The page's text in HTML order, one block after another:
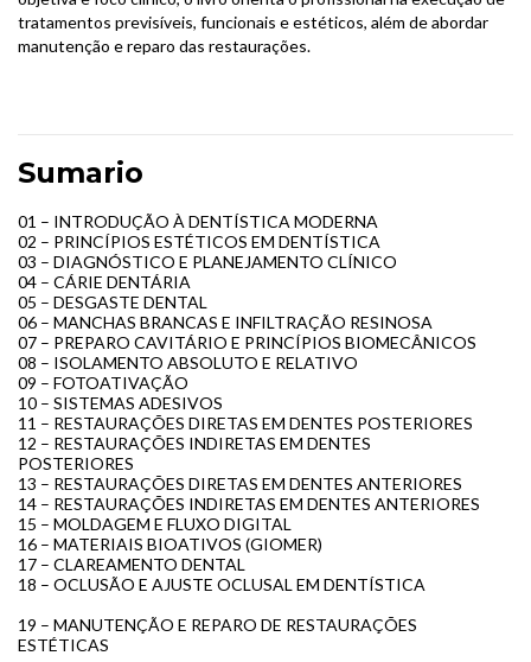
tratamentos previsíveis, funcionais e estéticos, além de abordar
manutenção e reparo das restaurações.
Sumario
01 – INTRODUÇÃO À DENTÍSTICA MODERNA
02 – PRINCÍPIOS ESTÉTICOS EM DENTÍSTICA
03 – DIAGNÓSTICO E PLANEJAMENTO CLÍNICO
04 – CÁRIE DENTÁRIA
05 – DESGASTE DENTAL
06 – MANCHAS BRANCAS E INFILTRAÇÃO RESINOSA
07 – PREPARO CAVITÁRIO E PRINCÍPIOS BIOMECÂNICOS
08 – ISOLAMENTO ABSOLUTO E RELATIVO
09 – FOTOATIVAÇÃO
10 – SISTEMAS ADESIVOS
11 – RESTAURAÇÕES DIRETAS EM DENTES POSTERIORES
12 – RESTAURAÇÕES INDIRETAS EM DENTES
POSTERIORES
13 – RESTAURAÇÕES DIRETAS EM DENTES ANTERIORES
14 – RESTAURAÇÕES INDIRETAS EM DENTES ANTERIORES
15 – MOLDAGEM E FLUXO DIGITAL
16 – MATERIAIS BIOATIVOS (GIOMER)
17 – CLAREAMENTO DENTAL
18 – OCLUSÃO E AJUSTE OCLUSAL EM DENTÍSTICA
19 – MANUTENÇÃO E REPARO DE RESTAURAÇÕES
ESTÉTICAS